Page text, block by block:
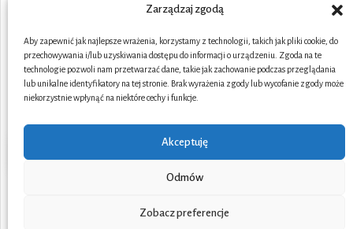
Zarządzaj zgodą
Aby zapewnić jak najlepsze wrażenia, korzystamy z technologii, takich jak pliki cookie, do
przechowywania i/lub uzyskiwania dostępu do informacji o urządzeniu. Zgoda na te
technologie pozwoli nam przetwarzać dane, takie jak zachowanie podczas przeglądania
lub unikalne identyfikatory na tej stronie. Brak wyrażenia zgody lub wycofanie zgody może
niekorzystnie wpłynąć na niektóre cechy i funkcje.
Akceptuję
Odmów
Zobacz preferencje
ramach Funduszy Europejskich dla Rozwoju Społecznego